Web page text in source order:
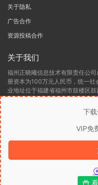
下
VIP免
关于隐私
广告合作
资源投稿合作
关于我们
福州正晓曦信息技术有限责任公
册资本为100万元人民币，统一
业地址位于福建省福州市鼓楼区
6，所属行业为软件和信息技术服
服务(除依法须经批准的项目外，
第二类增值电信业务(依法须经批
动，具体经营项目以相关部门批
有限责任公司目前的经营状态为
闽